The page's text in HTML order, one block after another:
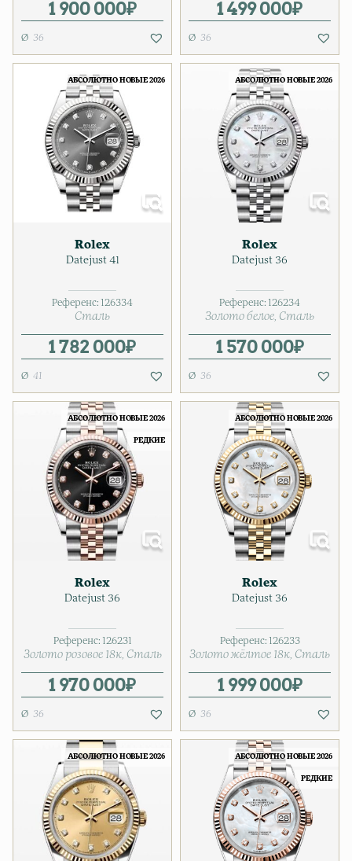
1 900 000₽
36
1 499 000₽
36
АБСОЛЮТНО НОВЫЕ 2026
Rolex
Datejust 41
Референс: 126334
Сталь
1 782 000₽
41
АБСОЛЮТНО НОВЫЕ 2026
Rolex
Datejust 36
Референс: 126234
Золото белое Сталь
1 570 000₽
36
АБСОЛЮТНО НОВЫЕ 2026
РЕДКИЕ
Rolex
Datejust 36
Референс: 126231
Золото розовое 18к Сталь
1 970 000₽
36
АБСОЛЮТНО НОВЫЕ 2026
Rolex
Datejust 36
Референс: 126233
Золото жёлтое 18к Сталь
1 999 000₽
36
АБСОЛЮТНО НОВЫЕ 2026 АБСОЛЮТНО НОВЫЕ 2026
РЕДКИЕ